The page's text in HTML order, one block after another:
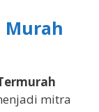
Murah
mitra